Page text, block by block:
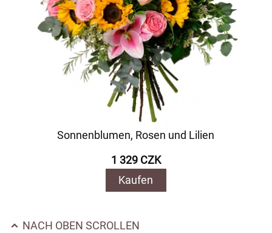
Sonnenblumen, Rosen und Lilien
1 329 CZK
Kaufen
NACH OBEN SCROLLEN